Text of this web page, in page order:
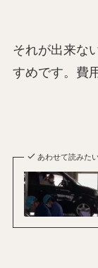
それが出来な
すめです。費
あわせて読みた